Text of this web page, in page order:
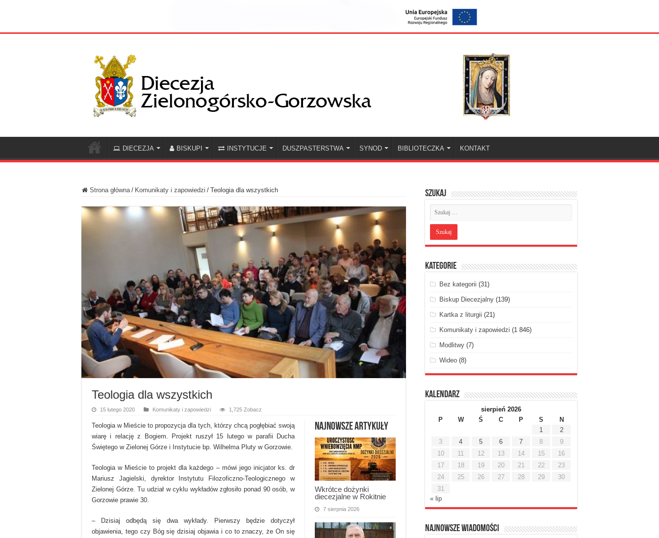
DIECEZJA BISKUPI INSTYTUCJE DUSZPASTERSTWA SYNOD BIBLIOTECZKA KONTAKT
Strona główna / Komunikaty i zapowiedzi / Teologia dla wszystkich
Teologia dla wszystkich
15 lutego 2020 Komunikaty i zapowiedzi 1,725 Zobacz
Najnowsze artykuły
Wkrótce dożynki
diecezjalne w Rokitnie
7 sierpnia 2026
Teologia w Mieście to propozycja dla tych, którzy chcą pogłębiać swoją
wiarę i relację z Bogiem. Projekt ruszył 15 lutego w parafii Ducha
Świętego w Zielonej Górze i Instytucie bp. Wilhelma Pluty w Gorzowie.
Teologia w Mieście to projekt dla każdego – mówi jego inicjator ks. dr
Mariusz Jagielski, dyrektor Instytutu Filozoficzno-Teologicznego w
Zielonej Górze. Tu udział w cyklu wykładów zgłosiło ponad 90 osób, w
Gorzowie prawie 30.
– Dzisiaj odbędą się dwa wykłady. Pierwszy będzie dotyczył
objawienia, tego czy Bóg się dzisiaj objawia i co to znaczy, że On się
Szukaj
Kategorie
Bez kategorii (31)
Biskup Diecezjalny(139)
Kartka z liturgii (21)
Komunikaty i zapowiedzi (1 846)
Modlitwy(7)
Wideo(8)
Kalendarz
sierpień 2026
P
W Ś C P S
N
1
2
3
4 5 6 7 8
9
10
11 12 13 14 15
16
17
18 19 20 21 22
23
24
25 26 27 28 29
30
31
« lip
Najnowsze Wiadomości